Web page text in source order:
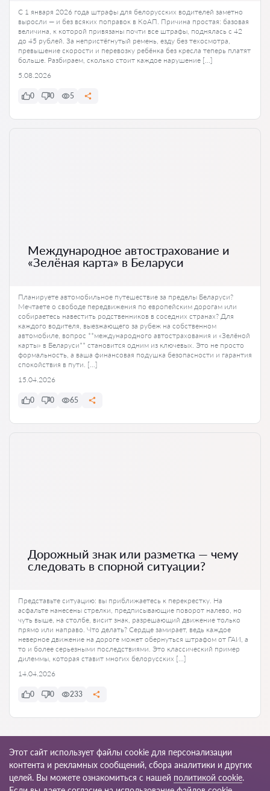
С 1 января 2026 года штрафы для белорусских водителей заметно
выросли — и без всяких поправок в КоАП. Причина простая: базовая
величина, к которой привязаны почти все штрафы, поднялась с 42
до 45 рублей. За непристёгнутый ремень, езду без техосмотра,
превышение скорости и перевозку ребёнка без кресла теперь платят
больше. Разбираем, сколько стоит каждое нарушение […]
5.08.2026
0 0 5
Международное автострахование и
«Зелёная карта» в Беларуси
Планируете автомобильное путешествие за пределы Беларуси?
Мечтаете о свободе передвижения по европейским дорогам или
собираетесь навестить родственников в соседних странах? Для
каждого водителя, выезжающего за рубеж на собственном
автомобиле, вопрос **международного автострахования и «Зелёной
карты» в Беларуси** становится одним из ключевых. Это не просто
формальность, а ваша финансовая подушка безопасности и гарантия
спокойствия в пути. […]
15.04.2026
0 0 65
Дорожный знак или разметка — чему
следовать в спорной ситуации?
Представьте ситуацию: вы приближаетесь к перекрестку. На
асфальте нанесены стрелки, предписывающие поворот налево, но
чуть выше, на столбе, висит знак, разрешающий движение только
прямо или направо. Что делать? Сердце замирает, ведь каждое
неверное движение на дороге может обернуться штрафом от ГАИ, а
то и более серьезными последствиями. Это классический пример
дилеммы, которая ставит многих белорусских […]
14.04.2026
0 0 233
Этот сайт использует файлы cookie для персонализации
контента и рекламных сообщений, сбора аналитики и других
целей. Вы можете ознакомиться с нашей политикой cookie.